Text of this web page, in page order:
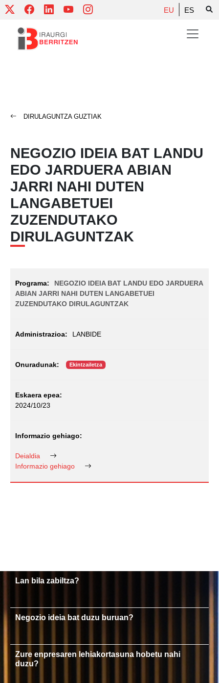
Skip
content
EU ES
DIRULAGUNTZA GUZTIAK
NEGOZIO IDEIA BAT LANDU
EDO JARDUERA ABIAN
JARRI NAHI DUTEN
LANGABETUEI
ZUZENDUTAKO
DIRULAGUNTZAK
NEGOZIO IDEIA BAT LANDU EDO JARDUERA
ABIAN JARRI NAHI DUTEN LANGABETUEI
ZUZENDUTAKO DIRULAGUNTZAK
LANBIDE
Ekintzailetza
2024/10/23
Deialdia
Informazio gehiago
Lan bila zabiltza?
Negozio ideia bat duzu buruan?
Zure enpresaren lehiakortasuna hobetu nahi
duzu?